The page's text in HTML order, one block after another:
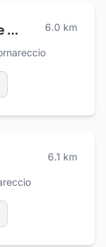
Iezzi Rocco Installatore Impianti Tecnologici 6.0 km
6.1 km